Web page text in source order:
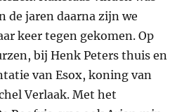
de jaren daarna zijn we
keer tegen gekomen. Op
bij Henk Peters thuis en
van Esox, koning van
Verlaak. Met het